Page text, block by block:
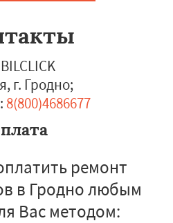
г. Гродно;
8(800)4686677
ремонт
в Гродно любым
Вас методом: